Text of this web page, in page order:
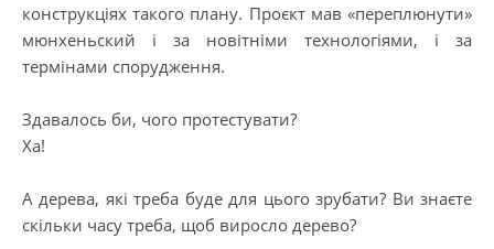
конструкціях такого плану. Проєкт мав «переплюнути»
мюнхеньский і за новітніми технологіями, і за
термінами спорудження.
Здавалось би, чого протестувати?
Ха!
А дерева, які треба буде для цього зрубати? Ви знаєте
скільки часу треба, щоб виросло дерево?